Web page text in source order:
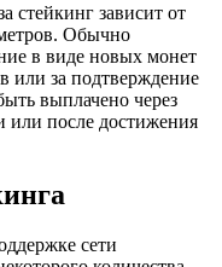
стейкинг зависит от
Обычно
в виде новых монет
или за подтверждение
выплачено через
после достижения
сети